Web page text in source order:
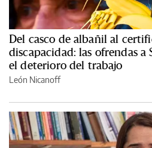
Del casco de albañil al
discapacidad: las ofrendas a
el deterioro del trabajo
León Nicanoff